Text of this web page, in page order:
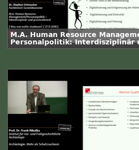
M.A. Human Resource
Personalpolitik: Interdisziplinär
praxisrelevant